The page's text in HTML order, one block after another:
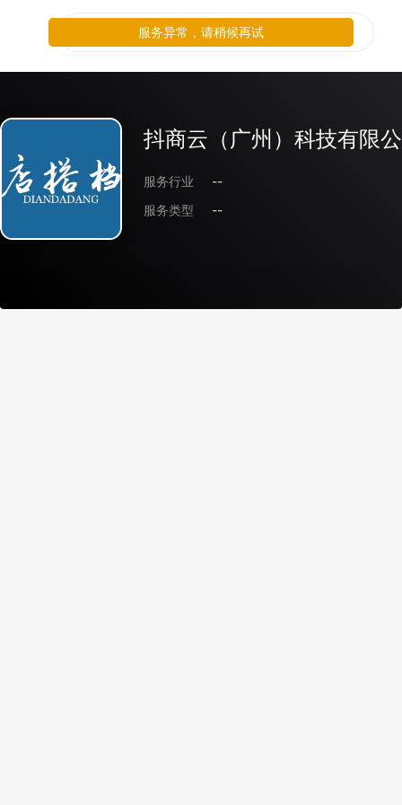
抖商云（广州）科技有限
服务行业
--
服务类型
--
服务异常，请稍候再试